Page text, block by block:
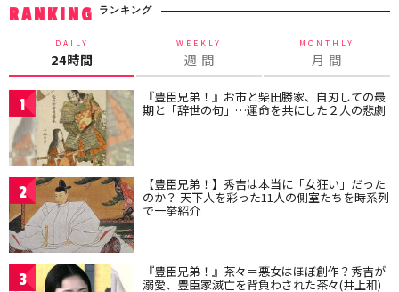
RANKING ランキング
DAILY
24時間
WEEKLY
週 間
MONTHLY
月 間
1 『豊臣兄弟！』お市と柴田勝家、自刃しての最
期と「辞世の句」…運命を共にした２人の悲劇
2 【豊臣兄弟！】秀吉は本当に「女狂い」だった
のか？ 天下人を彩った11人の側室たちを時系列
で一挙紹介
3 『豊臣兄弟！』茶々＝悪女はほぼ創作？秀吉が
溺愛、豊臣家滅亡を背負わされた茶々(井上和)